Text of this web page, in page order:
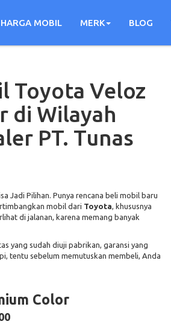
MOBIL MERK BLOG
Toyota Veloz
di Wilayah
PT. Tunas
Jadi Pilihan. Punya rencana beli mobil baru
mobil dari Toyota, khususnya
di jalanan, karena memang banyak
yang sudah diuji pabrikan, garansi yang
tentu sebelum memutuskan membeli, Anda
Color